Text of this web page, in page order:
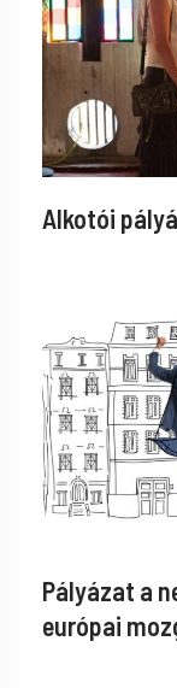
Alkotói
Pályázat a
európai